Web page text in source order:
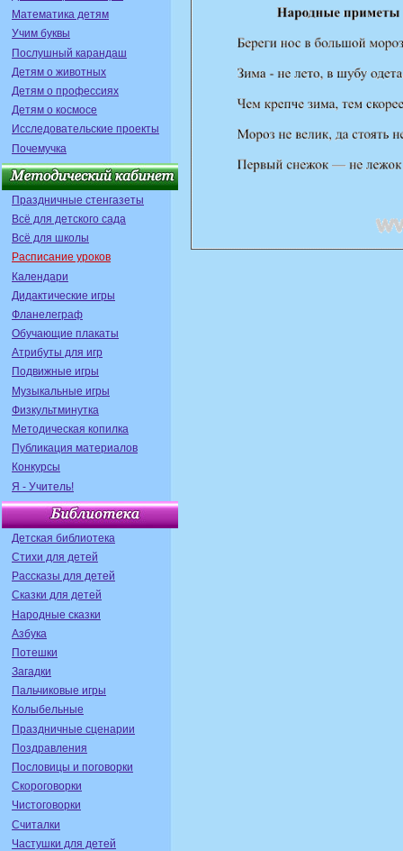
Математика детям
Учим буквы
Послушный карандаш
Детям о животных
Детям о профессиях
Детям о космосе
Исследовательские проекты
Почемучка
Праздничные стенгазеты
Всё для детского сада
Всё для школы
Расписание уроков
Календари
Дидактические игры
Фланелеграф
Обучающие плакаты
Атрибуты для игр
Подвижные игры
Музыкальные игры
Физкультминутка
Методическая копилка
Публикация материалов
Конкурсы
Я - Учитель!
Детская библиотека
Стихи для детей
Рассказы для детей
Сказки для детей
Народные сказки
Азбука
Потешки
Загадки
Пальчиковые игры
Колыбельные
Праздничные сценарии
Поздравления
Пословицы и поговорки
Скороговорки
Чистоговорки
Считалки
Частушки для детей